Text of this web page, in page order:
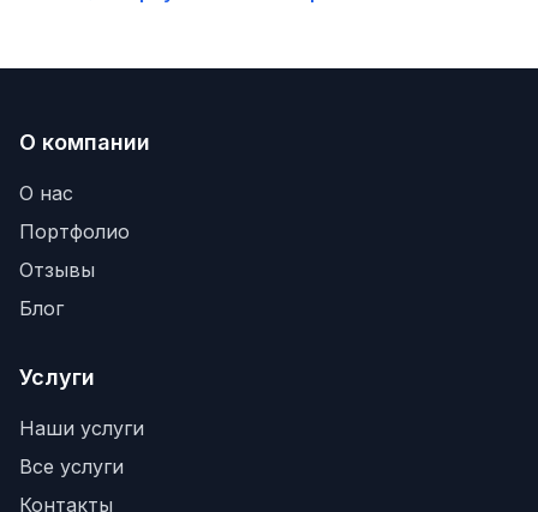
О компании
О нас
Портфолио
Отзывы
Блог
Услуги
Наши услуги
Все услуги
Контакты